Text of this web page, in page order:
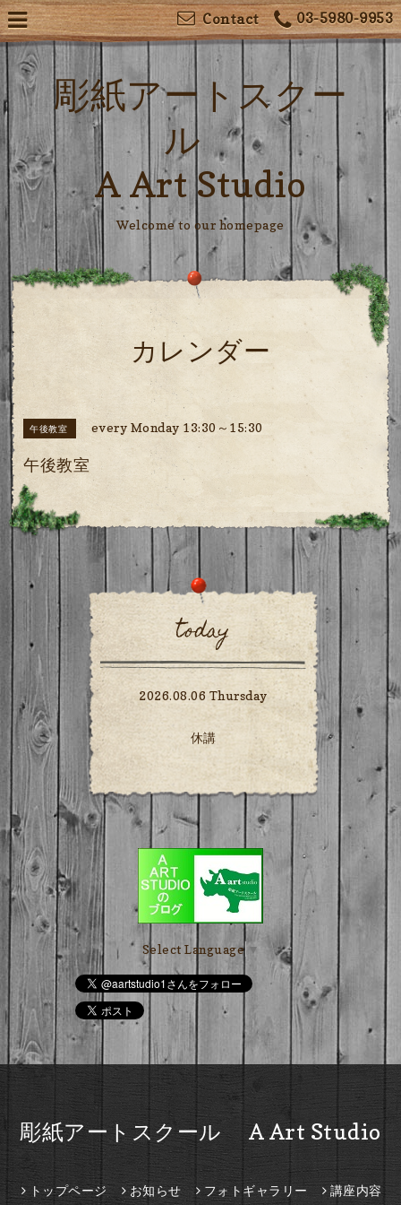
03-5980-9953
Contact
彫紙アートスクー
ル
A Art Studio
Welcome to our homepage
カレンダー
午後教室 every Monday 13:30～15:30
午後教室
today
2026.08.06 Thursday
休講
Select Language ▼
彫紙アートスクール A Art Studio
トップページ お知らせ フォトギャラリー 講座内容